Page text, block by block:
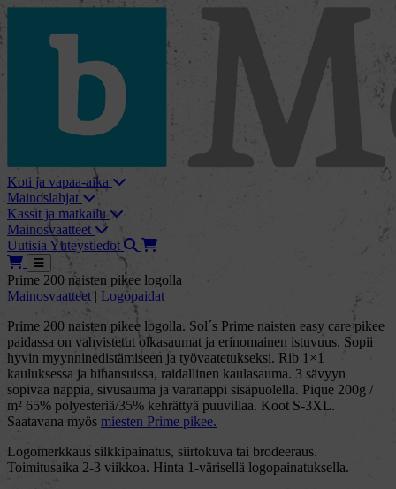
skip_to_content
bMore
Koti ja vapaa-aika
Mainoslahjat
Kassit ja matkailu
Mainosvaatteet
Uutisia Yhteystiedot HakuTarjouskori
Tarjouskori
Avaa
Prime 200 naisten pikee logolla
Mainosvaatteet | Logopaidat
Prime 200 naisten pikee logolla. Sol´s Prime naisten easy care pikee
paidassa on vahvistetut olkasaumat ja erinomainen istuvuus. Sopii
hyvin myynninedistämiseen ja työvaatetukseksi. Rib 1×1
kauluksessa ja hihansuissa, raidallinen kaulasauma. 3 sävyyn
sopivaa nappia, sivusauma ja varanappi sisäpuolella. Pique 200g /
m² 65% polyesteriä/35% kehrättyä puuvillaa. Koot S-3XL.
Saatavana myös miesten Prime pikee.
Logomerkkaus silkkipainatus, siirtokuva tai brodeeraus.
Toimitusaika 2-3 viikkoa. Hinta 1-värisellä logopainatuksella.